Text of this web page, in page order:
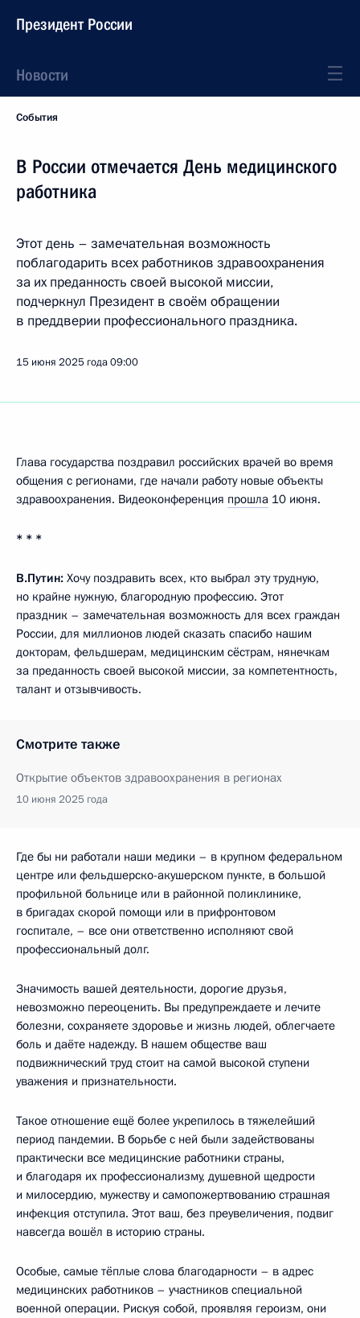
Президент России
Новости
События
В России отмечается День медицинского
работника
Этот день – замечательная возможность
поблагодарить всех работников здравоохранения
за их преданность своей высокой миссии,
подчеркнул Президент в своём обращении
в преддверии профессионального праздника.
15 июня 2025 года09:00
Глава государства поздравил российских врачей во время
общения с регионами, где начали работу новые объекты
здравоохранения. Видеоконференция прошла 10 июня.
* * *
В.Путин: Хочу поздравить всех, кто выбрал эту трудную,
но крайне нужную, благородную профессию. Этот
праздник – замечательная возможность для всех граждан
России, для миллионов людей сказать спасибо нашим
докторам, фельдшерам, медицинским сёстрам, нянечкам
за преданность своей высокой миссии, за компетентность,
талант и отзывчивость.
Смотрите также
Открытие объектов здравоохранения в регионах
10 июня 2025 года
Где бы ни работали наши медики – в крупном федеральном
центре или фельдшерско-акушерском пункте, в большой
профильной больнице или в районной поликлинике,
в бригадах скорой помощи или в прифронтовом
госпитале, – все они ответственно исполняют свой
профессиональный долг.
Значимость вашей деятельности, дорогие друзья,
невозможно переоценить. Вы предупреждаете и лечите
болезни, сохраняете здоровье и жизнь людей, облегчаете
боль и даёте надежду. В нашем обществе ваш
подвижнический труд стоит на самой высокой ступени
уважения и признательности.
Такое отношение ещё более укрепилось в тяжелейший
период пандемии. В борьбе с ней были задействованы
практически все медицинские работники страны,
и благодаря их профессионализму, душевной щедрости
и милосердию, мужеству и самопожертвованию страшная
инфекция отступила. Этот ваш, без преувеличения, подвиг
навсегда вошёл в историю страны.
Особые, самые тёплые слова благодарности – в адрес
медицинских работников – участников специальной
военной операции. Рискуя собой, проявляя героизм, они